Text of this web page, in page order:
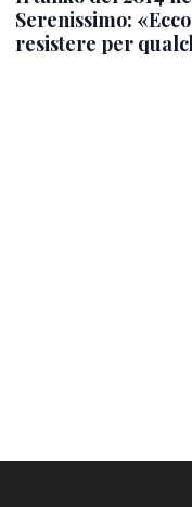
Serenissimo:
resistere per